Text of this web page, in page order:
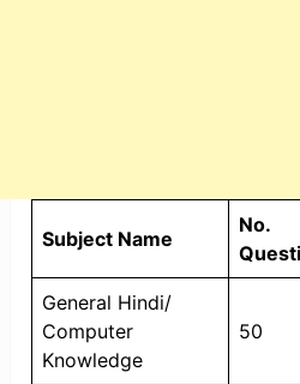
Subject Name
No.
General Hindi/
Computer
Knowledge
50